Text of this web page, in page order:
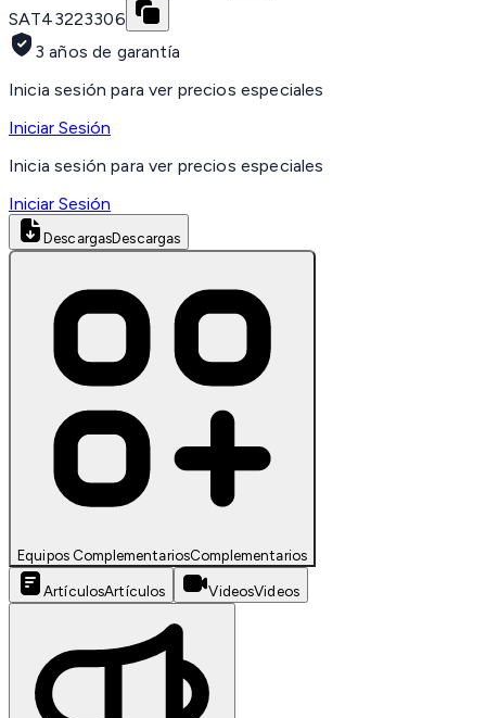
SAT43223306
3 años de garantía
Inicia sesión para ver precios especiales
Iniciar Sesión
Inicia sesión para ver precios especiales
Iniciar Sesión
DescargasDescargas
Equipos ComplementariosComplementarios
ArtículosArtículos VideosVideos